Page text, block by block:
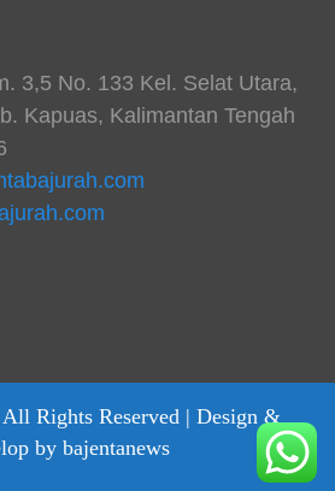
3,5 No. 133 Kel. Selat Utara,
Kapuas, Kalimantan Tengah
Rights Reserved | Design &
by bajentanews